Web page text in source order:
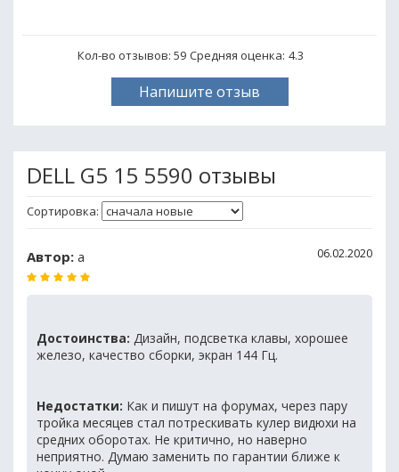
Кол-во отзывов: 59 Средняя оценка: 4.3
Напишите отзыв
DELL G5 15 5590 отзывы
Сортировка:
Автор: a 06.02.2020
Достоинства: Дизайн, подсветка клавы, хорошее
железо, качество сборки, экран 144 Гц.
Недостатки: Как и пишут на форумах, через пару
тройка месяцев стал потрескивать кулер видюхи на
средних оборотах. Не критично, но наверно
неприятно. Думаю заменить по гарантии ближе к